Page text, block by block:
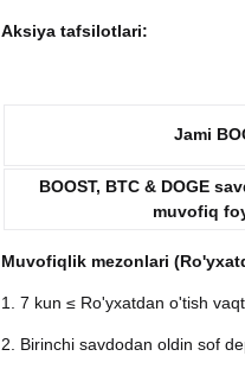
Aksiya tafsilotlari:
Jami
BOOST, BTC & DOGE
muvofiq
Muvofiqlik mezonlari
1. 7 kun ≤ Ro'yxatdan o'tish
2. Birinchi savdodan oldin sof